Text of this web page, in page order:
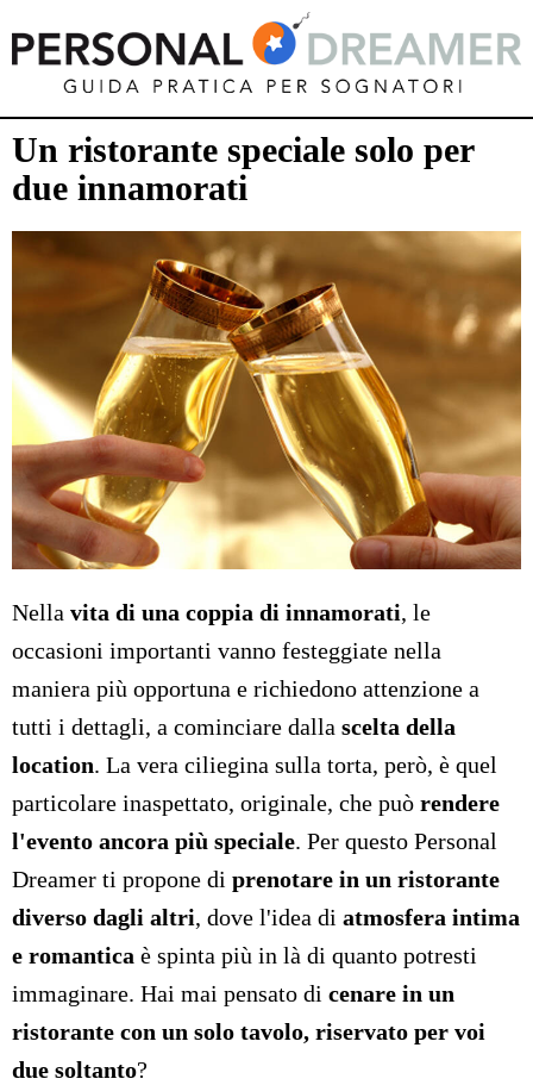
Un ristorante speciale solo per
due innamorati
Nella vita di una coppia di innamorati, le
occasioni importanti vanno festeggiate nella
maniera più opportuna e richiedono attenzione a
tutti i dettagli, a cominciare dalla scelta della
location. La vera ciliegina sulla torta, però, è quel
particolare inaspettato, originale, che può rendere
l'evento ancora più speciale. Per questo Personal
Dreamer ti propone di prenotare in un ristorante
diverso dagli altri, dove l'idea di atmosfera intima
e romantica è spinta più in là di quanto potresti
immaginare. Hai mai pensato di cenare in un
ristorante con un solo tavolo, riservato per voi
due soltanto?